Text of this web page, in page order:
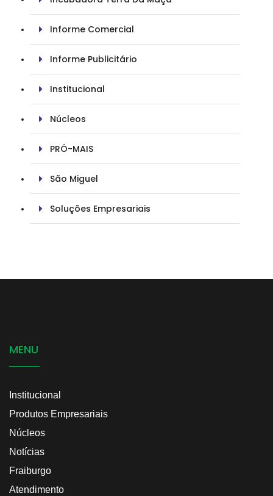
Informe Comercial
Informe Publicitário
Institucional
Núcleos
PRÓ-MAIS
São Miguel
Soluções Empresariais
MENU
Institucional
Produtos Empresariais
Núcleos
Notícias
Fraiburgo
Atendimento